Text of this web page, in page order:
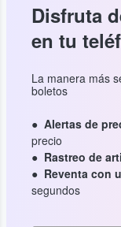
Disfruta
en tu
La manera más
boletos
Alertas de
precio
Rastreo de
Reventa con
segundos